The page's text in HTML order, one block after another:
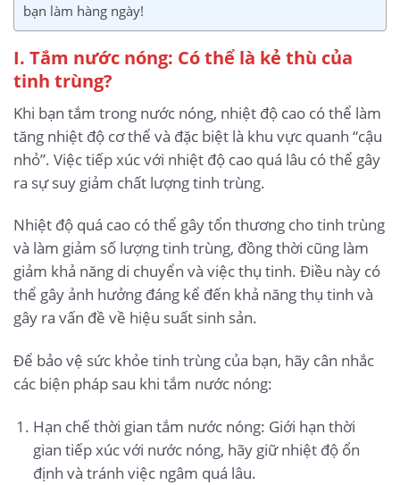
bạn làm hàng ngày!
I. Tắm nước nóng: Có thể là kẻ thù của
tinh trùng?
Khi bạn tắm trong nước nóng, nhiệt độ cao có thể làm
tăng nhiệt độ cơ thể và đặc biệt là khu vực quanh “cậu
nhỏ”. Việc tiếp xúc với nhiệt độ cao quá lâu có thể gây
ra sự suy giảm chất lượng tinh trùng.
Nhiệt độ quá cao có thể gây tổn thương cho tinh trùng
và làm giảm số lượng tinh trùng, đồng thời cũng làm
giảm khả năng di chuyển và việc thụ tinh. Điều này có
thể gây ảnh hưởng đáng kể đến khả năng thụ tinh và
gây ra vấn đề về hiệu suất sinh sản.
Để bảo vệ sức khỏe tinh trùng của bạn, hãy cân nhắc
các biện pháp sau khi tắm nước nóng:
Hạn chế thời gian tắm nước nóng: Giới hạn thời
gian tiếp xúc với nước nóng, hãy giữ nhiệt độ ổn
định và tránh việc ngâm quá lâu.